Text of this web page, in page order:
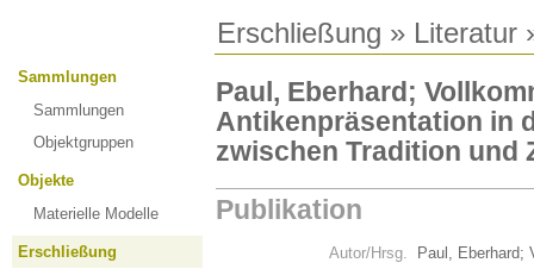
Erschließung » Literatur
Sammlungen
Sammlungen
Objektgruppen
Objekte
Materielle Modelle
Erschließung
Paul, Eberhard;
Antikenpräsentation in
zwischen Tradition und
Publikation
Autor/Hrsg.
Paul, Eberhard;